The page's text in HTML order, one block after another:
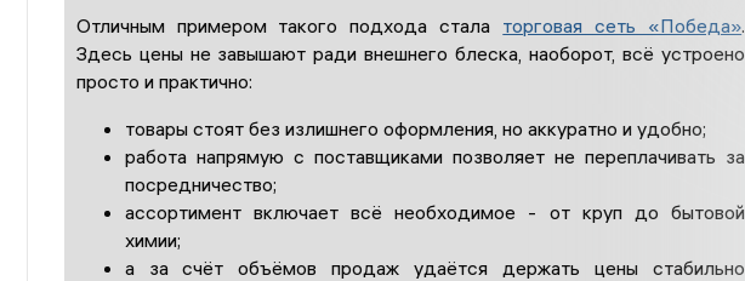
Отличным примером такого подхода стала торговая сеть «Победа».
Здесь цены не завышают ради внешнего блеска, наоборот, всё устроено
просто и практично:
товары стоят без излишнего оформления, но аккуратно и удобно;
работа напрямую с поставщиками позволяет не переплачивать за
посредничество;
ассортимент включает всё необходимое - от круп до бытовой
химии;
а за счёт объёмов продаж удаётся держать цены стабильно